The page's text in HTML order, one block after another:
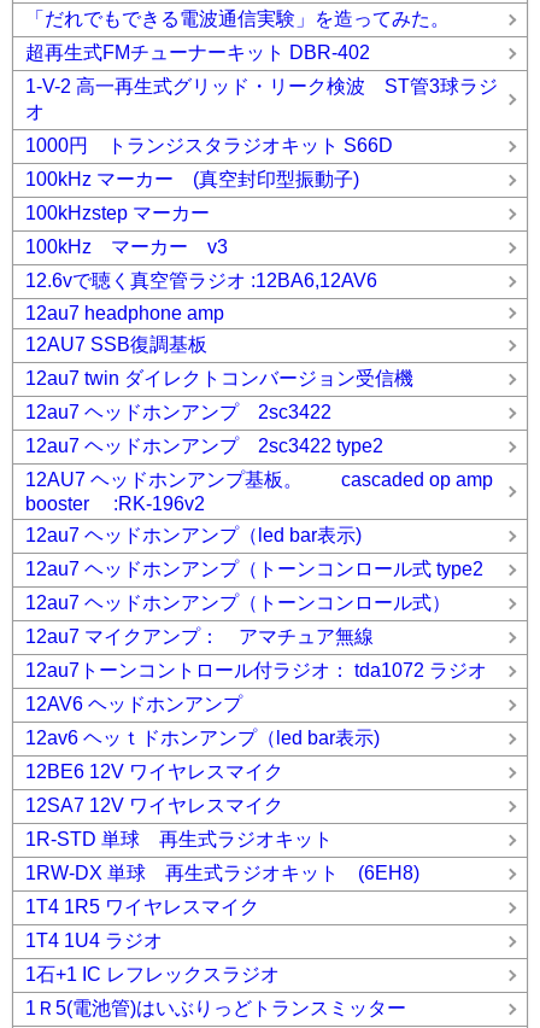
「だれでもできる電波通信実験」を造ってみた。
超再生式FMチューナーキット DBR-402
1-V-2 高一再生式グリッド・リーク検波 ST管3球ラジ
オ
1000円 トランジスタラジオキット S66D
100kHz マーカー (真空封印型振動子)
100kHzstep マーカー
100kHz マーカー v3
12.6vで聴く真空管ラジオ :12BA6,12AV6
12au7 headphone amp
12AU7 SSB復調基板
12au7 twin ダイレクトコンバージョン受信機
12au7 ヘッドホンアンプ 2sc3422
12au7 ヘッドホンアンプ 2sc3422 type2
12AU7 ヘッドホンアンプ基板。 cascaded op amp
booster :RK-196v2
12au7 ヘッドホンアンプ（led bar表示)
12au7 ヘッドホンアンプ（トーンコンロール式 type2
12au7 ヘッドホンアンプ（トーンコンロール式）
12au7 マイクアンプ： アマチュア無線
12au7トーンコントロール付ラジオ： tda1072 ラジオ
12AV6 ヘッドホンアンプ
12av6 ヘッｔドホンアンプ（led bar表示)
12BE6 12V ワイヤレスマイク
12SA7 12V ワイヤレスマイク
1R-STD 単球 再生式ラジオキット
1RW-DX 単球 再生式ラジオキット (6EH8)
1T4 1R5 ワイヤレスマイク
1T4 1U4 ラジオ
1石+1 IC レフレックスラジオ
1Ｒ5(電池管)はいぶりっどトランスミッター